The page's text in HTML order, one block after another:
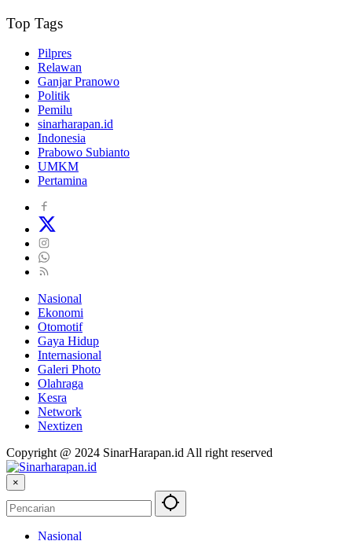
Top Tags
Pilpres
Relawan
Ganjar Pranowo
Politik
Pemilu
sinarharapan.id
Indonesia
Prabowo Subianto
UMKM
Pertamina
Nasional
Ekonomi
Otomotif
Gaya Hidup
Internasional
Galeri Photo
Olahraga
Kesra
Network
Nextizen
Copyright @ 2024 SinarHarapan.id All right reserved
×
Nasional